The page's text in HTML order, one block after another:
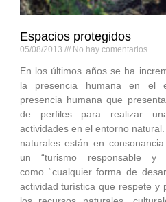
Espacios protegidos
05/08/2013 No hay comentarios
En los últimos años se ha
la presencia humana en el
presencia humana que
de perfiles para realizar
actividades en el entorno
naturales están en
un “turismo responsable y
como “cualquier forma de
actividad turística que respete y